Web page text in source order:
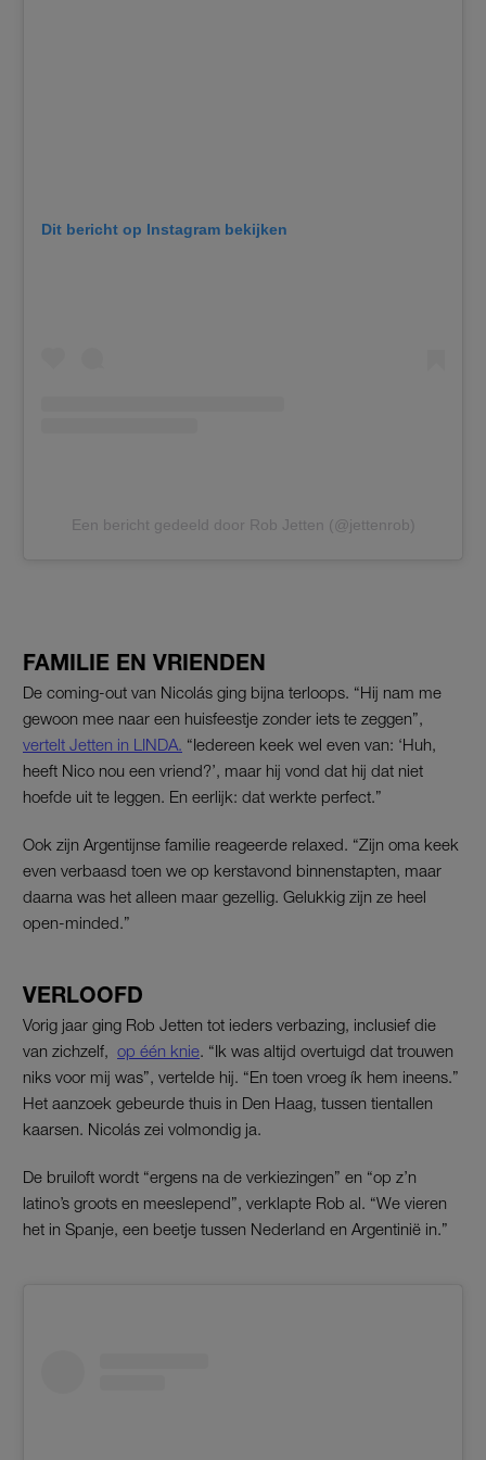
Dit bericht op Instagram bekijken
Een bericht gedeeld door Rob Jetten (@jettenrob)
FAMILIE EN VRIENDEN
De coming-out van Nicolás ging bijna terloops. “Hij nam me
gewoon mee naar een huisfeestje zonder iets te zeggen”,
vertelt Jetten in LINDA. “Iedereen keek wel even van: ‘Huh,
heeft Nico nou een vriend?’, maar hij vond dat hij dat niet
hoefde uit te leggen. En eerlijk: dat werkte perfect.”
Ook zijn Argentijnse familie reageerde relaxed. “Zijn oma keek
even verbaasd toen we op kerstavond binnenstapten, maar
daarna was het alleen maar gezellig. Gelukkig zijn ze heel
open-minded.”
VERLOOFD
Vorig jaar ging Rob Jetten tot ieders verbazing, inclusief die
van zichzelf, op één knie. “Ik was altijd overtuigd dat trouwen
niks voor mij was”, vertelde hij. “En toen vroeg ík hem ineens.”
Het aanzoek gebeurde thuis in Den Haag, tussen tientallen
kaarsen. Nicolás zei volmondig ja.
De bruiloft wordt “ergens na de verkiezingen” en “op z’n
latino’s groots en meeslepend”, verklapte Rob al. “We vieren
het in Spanje, een beetje tussen Nederland en Argentinië in.”